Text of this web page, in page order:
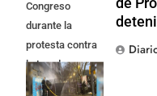
Congreso
durante la
protesta contra
la Ley de
Propiedad
de